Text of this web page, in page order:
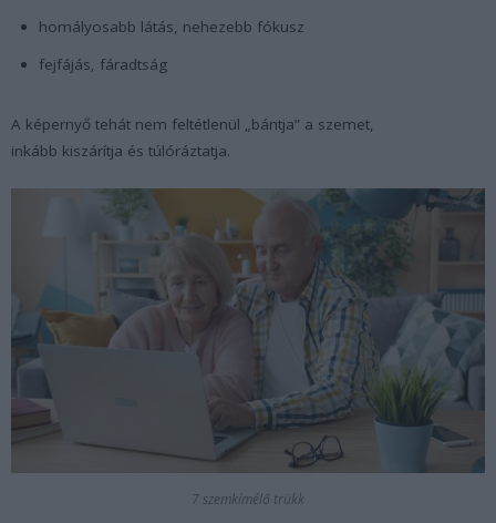
homályosabb látás, nehezebb fókusz
fejfájás, fáradtság
A képernyő tehát nem feltétlenül „bántja” a szemet,
inkább kiszárítja és túlóráztatja.
7 szemkímélő trükk